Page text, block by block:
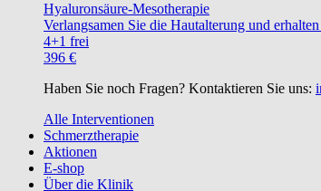
Hyaluronsäure-Mesotherapie
Verlangsamen Sie die Hautalterung und
4+1 frei
396 €
Haben Sie noch Fragen? Kontaktieren Sie uns:
Alle Interventionen
Schmerztherapie
Aktionen
E-shop
Über die Klinik